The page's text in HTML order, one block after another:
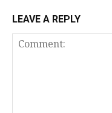
LEAVE A REPLY